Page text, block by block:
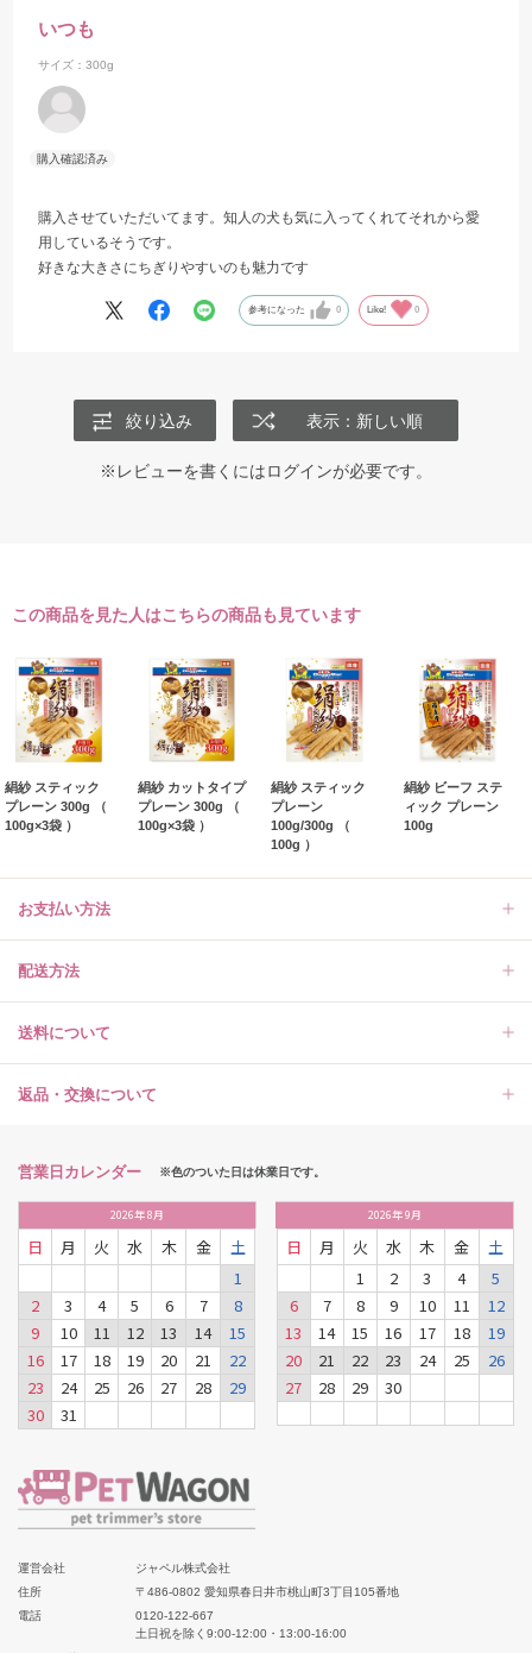
いつも
サイズ：300g
購入させていただいてます。知人の犬も気に入ってくれてそれから愛
用しているそうです。
好きな大きさにちぎりやすいのも魅力です
参考になった 0 Like! 0
絞り込み 表示：新しい順
※レビューを書くにはログインが必要です。
この商品を見た人はこちらの商品も見ています
絹紗 スティック
プレーン 300g （
100g×3袋 ）
絹紗 カットタイプ
プレーン 300g （
100g×3袋 ）
絹紗 スティック
プレーン
100g/300g （
100g ）
絹紗 ビーフ ステ
ィック プレーン
100g
お支払い方法
配送方法
送料について
返品・交換について
営業日カレンダー ※色のついた日は休業日です。
2026年8月
日 月 火 水 木 金
土
1
2
3 4 5 6 7
8
9
10 11 12 13 14
15
16
17 18 19 20 21
22
23
24 25 26 27 28
29
30
31
2026年9月
日 月 火 水 木 金
土
1
2 3 4
5
6
7 8 9 10 11
12
13
14 15 16 17 18
19
20
21 22 23 24 25
26
27
28 29 30
運営会社
ジャペル株式会社
住所
〒486-0802 愛知県春日井市桃山町3丁目105番地
電話
0120-122-667
土日祝を除く9:00-12:00・13:00-16:00